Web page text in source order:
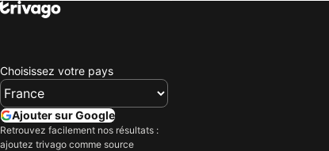
Choisissez votre pays
Ajouter sur Google
Retrouvez facilement nos résultats :
ajoutez trivago comme source